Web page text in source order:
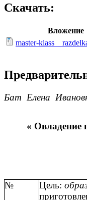
Скачать:
Вложение
master-
Бат Елена
« Овладение
№
Цель: